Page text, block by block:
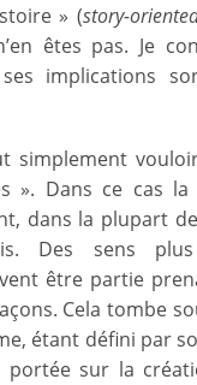
» (story-
êtes pas. Je
implications
simplement
». Dans ce cas
dans la plupart
Des sens
être partie
Cela tombe
étant défini par
portée sur la